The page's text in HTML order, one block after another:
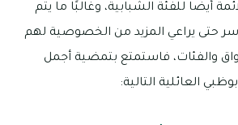
أيضًا للفئة الشبابية، وغالبًا ما يتم
حتى يراعي المزيد من الخصوصية لهم
والفئات، فاستمتع بتمضية أجمل
العائلية التالية: